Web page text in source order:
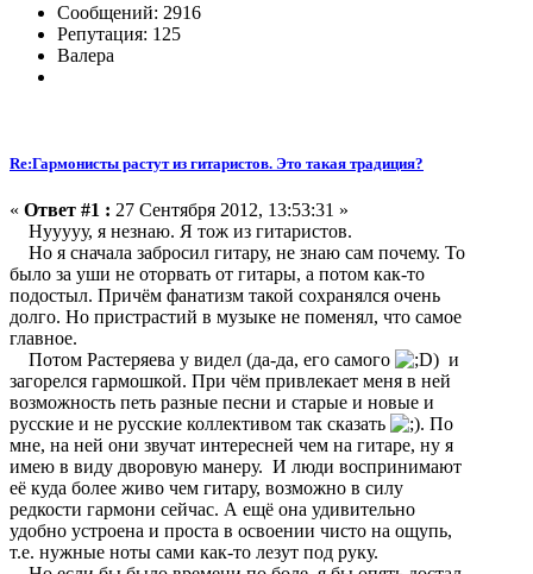
Сообщений: 2916
Репутация: 125
Валера
Re:Гармонисты растут из гитаристов. Это такая традиция?
« Ответ #1 : 27 Сентября 2012, 13:53:31 »
Нууууу, я незнаю. Я тож из гитаристов.
Но я сначала забросил гитару, не знаю сам почему. То
было за уши не оторвать от гитары, а потом как-то
подостыл. Причём фанатизм такой сохранялся очень
долго. Но пристрастий в музыке не поменял, что самое
главное.
Потом Растеряева у видел (да-да, его самого
) и
загорелся гармошкой. При чём привлекает меня в ней
возможность петь разные песни и старые и новые и
русские и не русские коллективом так сказать
. По
мне, на ней они звучат интересней чем на гитаре, ну я
имею в виду дворовую манеру. И люди воспринимают
её куда более живо чем гитару, возможно в силу
редкости гармони сейчас. А ещё она удивительно
удобно устроена и проста в освоении чисто на ощупь,
т.е. нужные ноты сами как-то лезут под руку.